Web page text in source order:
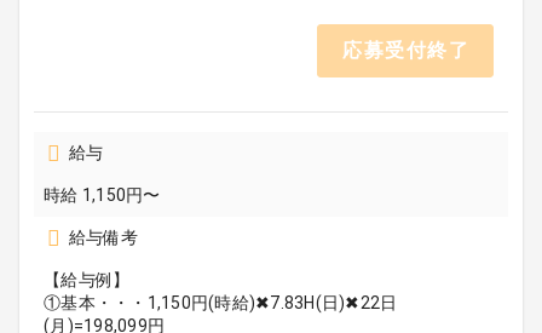
応募受付終了
給与
時給 1,150円〜
給与備考
【給与例】
①基本・・・1,150円(時給)✖7.83H(日)✖22日
(月)=198,099円